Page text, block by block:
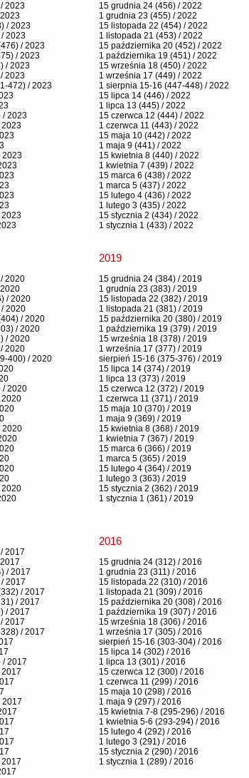
2023
/ 2023
2023
/ 2023
/ 2023
/ 2023
2023
472) / 2023
/ 2023
2023
2023
2023
15 grudnia 24 (456) / 2022
1 grudnia 23 (455) / 2022
15 listopada 22 (454) / 2022
1 listopada 21 (453) / 2022
15 października 20 (452) / 2022
1 października 19 (451) / 2022
15 września 18 (450) / 2022
1 września 17 (449) / 2022
1 sierpnia 15-16 (447-448) / 2022
15 lipca 14 (446) / 2022
1 lipca 13 (445) / 2022
15 czerwca 12 (444) / 2022
1 czerwca 11 (443) / 2022
15 maja 10 (442) / 2022
1 maja 9 (441) / 2022
15 kwietnia 8 (440) / 2022
1 kwietnia 7 (439) / 2022
15 marca 6 (438) / 2022
1 marca 5 (437) / 2022
15 lutego 4 (436) / 2022
1 lutego 3 (435) / 2022
15 stycznia 2 (434) / 2022
1 stycznia 1 (433) / 2022
2020
/ 2020
2020
/ 2020
/ 2020
/ 2020
2020
400) / 2020
/ 2020
2020
2020
2020
2019
15 grudnia 24 (384) / 2019
1 grudnia 23 (383) / 2019
15 listopada 22 (382) / 2019
1 listopada 21 (381) / 2019
15 października 20 (380) / 2019
1 października 19 (379) / 2019
15 września 18 (378) / 2019
1 września 17 (377) / 2019
sierpień 15-16 (375-376) / 2019
15 lipca 14 (374) / 2019
1 lipca 13 (373) / 2019
15 czerwca 12 (372) / 2019
1 czerwca 11 (371) / 2019
15 maja 10 (370) / 2019
1 maja 9 (369) / 2019
15 kwietnia 8 (368) / 2019
1 kwietnia 7 (367) / 2019
15 marca 6 (366) / 2019
1 marca 5 (365) / 2019
15 lutego 4 (364) / 2019
1 lutego 3 (363) / 2019
15 stycznia 2 (362) / 2019
1 stycznia 1 (361) / 2019
2017
/ 2017
2017
/ 2017
/ 2017
/ 2017
2017
/ 2017
/ 2017
2017
2016
15 grudnia 24 (312) / 2016
1 grudnia 23 (311) / 2016
15 listopada 22 (310) / 2016
1 listopada 21 (309) / 2016
15 października 20 (308) / 2016
1 października 19 (307) / 2016
15 września 18 (306) / 2016
1 września 17 (305) / 2016
sierpień 15-16 (303-304) / 2016
15 lipca 14 (302) / 2016
1 lipca 13 (301) / 2016
15 czerwca 12 (300) / 2016
1 czerwca 11 (299) / 2016
15 maja 10 (298) / 2016
1 maja 9 (297) / 2016
15 kwietnia 7-8 (295-296) / 2016
1 kwietnia 5-6 (293-294) / 2016
15 lutego 4 (292) / 2016
1 lutego 3 (291) / 2016
15 stycznia 2 (290) / 2016
1 stycznia 1 (289) / 2016